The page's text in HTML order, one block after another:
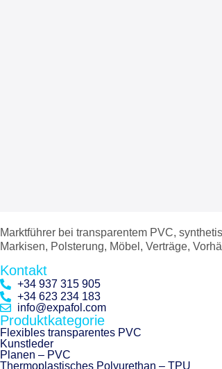
Marktführer bei transparentem PVC,
Markisen, Polsterung, Möbel, Verträge,
Kontakt
+34 937 315 905
+34 623 234 183
info@expafol.com
Produktkategorie
Flexibles transparentes PVC
Kunstleder
Planen – PVC
Thermoplastisches Polyurethan – TPU